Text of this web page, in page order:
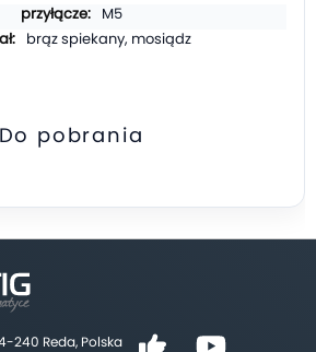
M5
brąz spiekany, mosiądz
Do pobrania
240 Reda, Polska